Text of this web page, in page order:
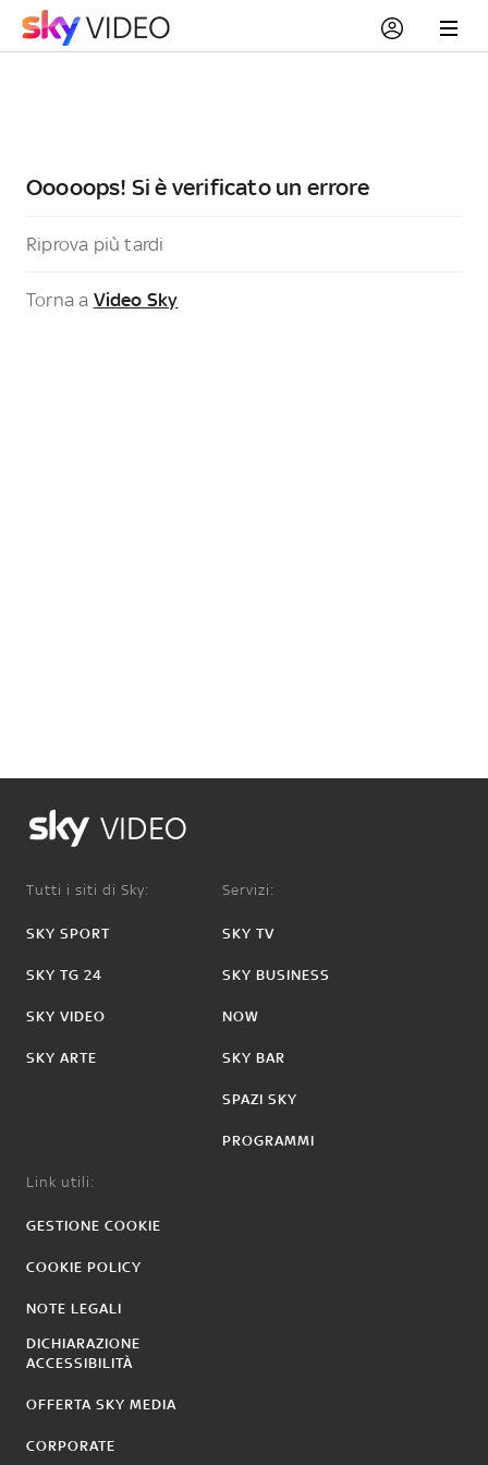
Ooooops! Si è verificato un errore
Riprova più tardi
Torna a Video Sky
VIDEO
Tutti i siti di Sky:
SKY SPORT
SKY TG 24
SKY VIDEO
SKY ARTE
Servizi:
SKY TV
SKY BUSINESS
NOW
SKY BAR
SPAZI SKY
PROGRAMMI
Link utili:
GESTIONE COOKIE
COOKIE POLICY
NOTE LEGALI
DICHIARAZIONE
ACCESSIBILITÀ
OFFERTA SKY MEDIA
CORPORATE